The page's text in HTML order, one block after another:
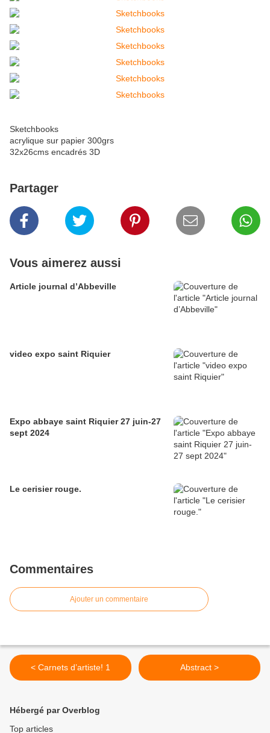
Sketchbooks
acrylique sur papier 300grs
32x26cms encadrés 3D
Partager
Vous aimerez aussi
Article journal d’Abbeville
video expo saint Riquier
Expo abbaye saint Riquier 27 juin-27
sept 2024
Le cerisier rouge.
Commentaires
Ajouter un commentaire
< Carnets d’artiste! 1 Abstract >
Hébergé par Overblog
Top articles